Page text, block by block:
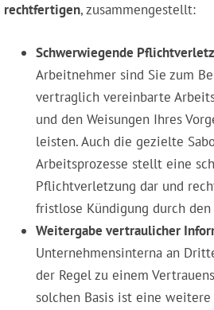
rechtfertigen, zusammengestellt:
Schwerwiegende
Arbeitnehmer sind Sie zum
vertraglich vereinbarte
und den Weisungen Ihres
leisten. Auch die gezielte
Arbeitsprozesse stellt eine
Pflichtverletzung dar und
fristlose Kündigung durch
Weitergabe vertraulicher
Unternehmensinterna an
der Regel zu einem
solchen Basis ist eine